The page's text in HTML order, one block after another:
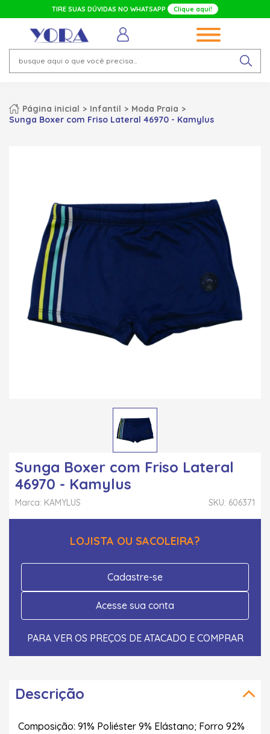
TIRE SUAS DÚVIDAS NO WHATSAPP Clique aqui!
Página inicial Infantil
Moda Praia
Sunga Boxer com Friso Lateral 46970 - Kamylus
Sunga Boxer com Friso Lateral
46970 - Kamylus
SKU: 606371
Marca: KAMYLUS
LOJISTA OU SACOLEIRA?
Cadastre-se
Acesse sua conta
PARA VER OS PREÇOS DE ATACADO E COMPRAR
Descrição
Composição: 91% Poliéster 9% Elástano; Forro 92%